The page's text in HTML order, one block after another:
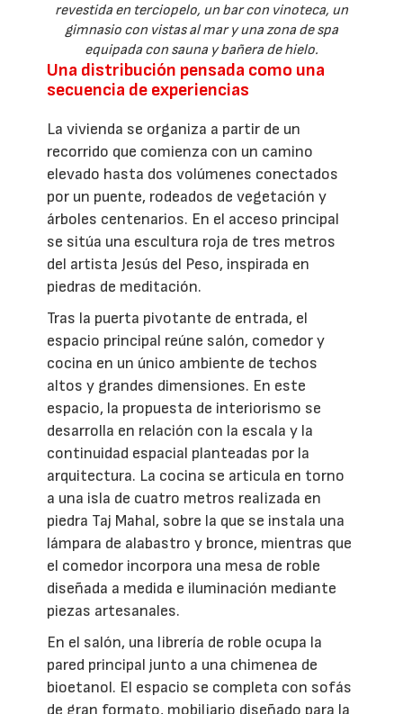
revestida en terciopelo, un bar con vinoteca, un
gimnasio con vistas al mar y una zona de spa
equipada con sauna y bañera de hielo.
Una distribución pensada como una
secuencia de experiencias
La vivienda se organiza a partir de un
recorrido que comienza con un camino
elevado hasta dos volúmenes conectados
por un puente, rodeados de vegetación y
árboles centenarios. En el acceso principal
se sitúa una escultura roja de tres metros
del artista Jesús del Peso, inspirada en
piedras de meditación.
Tras la puerta pivotante de entrada, el
espacio principal reúne salón, comedor y
cocina en un único ambiente de techos
altos y grandes dimensiones. En este
espacio, la propuesta de interiorismo se
desarrolla en relación con la escala y la
continuidad espacial planteadas por la
arquitectura. La cocina se articula en torno
a una isla de cuatro metros realizada en
piedra Taj Mahal, sobre la que se instala una
lámpara de alabastro y bronce, mientras que
el comedor incorpora una mesa de roble
diseñada a medida e iluminación mediante
piezas artesanales.
En el salón, una librería de roble ocupa la
pared principal junto a una chimenea de
bioetanol. El espacio se completa con sofás
de gran formato, mobiliario diseñado para la